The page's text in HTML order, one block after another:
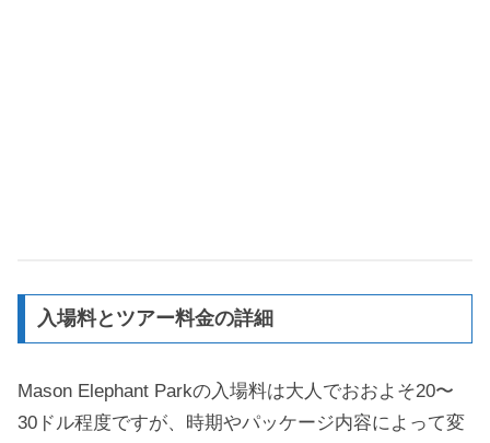
入場料とツアー料金の詳細
Mason Elephant Parkの入場料は大人でおおよそ20〜
30ドル程度ですが、時期やパッケージ内容によって変